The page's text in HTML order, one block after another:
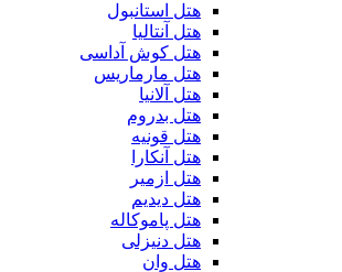
هتل استانبول
هتل آنتالیا
هتل کوش آداسی
هتل مارماریس
هتل آلانیا
هتل بدروم
هتل قونیه
هتل آنکارا
هتل ازمیر
هتل دیدیم
هتل پاموکاله
هتل دنیزلی
هتل وان